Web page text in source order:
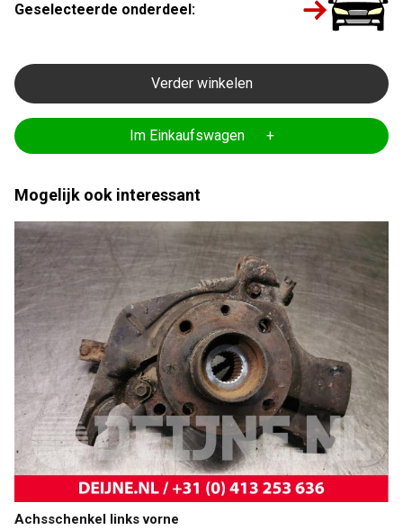
Geselecteerde onderdeel:
Verder winkelen
Im Einkaufswagen +
Mogelijk ook interessant
Achsschenkel links vorne